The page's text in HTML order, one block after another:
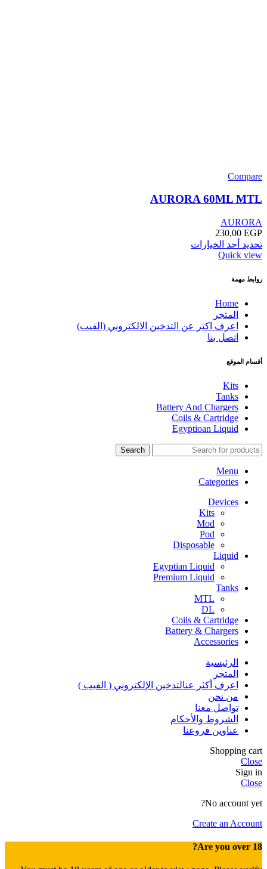
Compare
AURORA 60ML MTL
AURORA
230,00 EGP
تحديد أحد الخيارات
Quick view
روابط مهمة
Home
المتجر
اعرف اكتر عن التدخين الالكتروني (الفيب)
اتصل بنا
أقسام الموقع
Kits
Tanks
Battery And Chargers
Coils & Cartridge
Egyptioan Liquid
Search
Menu
Categories
Devices
Kits
Mod
Pod
Disposable
Liquid
Egyptian Liquid
Premium Liquid
Tanks
MTL
DL
Coils & Cartridge
Battery & Chargers
Accessories
الرئيسية
المتجر
اعرف أكثر عنالتدخين الإلكتروني ( الفيب )
من نحن
تواصل معنا
الشروط والأحكام
عناوين فروعنا
Shopping cart
Close
Sign in
Close
No account yet?
Create an Account
Are you over 18?